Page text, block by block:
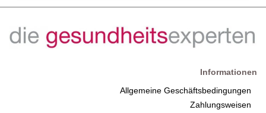
Informationen
Allgemeine Geschäftsbedingungen
Zahlungsweisen